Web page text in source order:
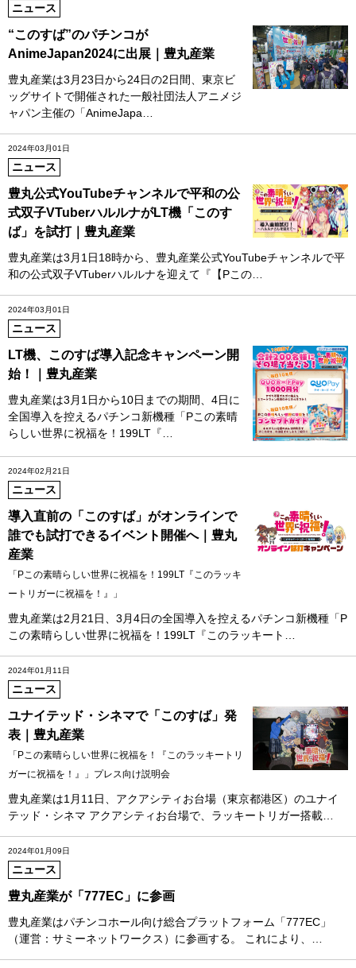
ニュース
“このすば”のパチンコが
AnimeJapan2024に出展｜豊丸産業
豊丸産業は3月23日から24日の2日間、東京ビ
ッグサイトで開催された一般社団法人アニメジ
ャパン主催の「AnimeJapa…
2024年03月01日
ニュース
豊丸公式YouTubeチャンネルで平和の公
式双子VTuberハルルナがLT機「このす
ば」を試打｜豊丸産業
豊丸産業は3月1日18時から、豊丸産業公式YouTubeチャンネルで平
和の公式双子VTuberハルルナを迎えて『【Pこの…
2024年03月01日
ニュース
LT機、このすば導入記念キャンペーン開
始！｜豊丸産業
豊丸産業は3月1日から10日までの期間、4日に
全国導入を控えるパチンコ新機種「Pこの素晴
らしい世界に祝福を！199LT『…
2024年02月21日
ニュース
導入直前の「このすば」がオンラインで
誰でも試打できるイベント開催へ｜豊丸
産業
「Pこの素晴らしい世界に祝福を！199LT『このラッキ
ートリガーに祝福を！』」
豊丸産業は2月21日、3月4日の全国導入を控えるパチンコ新機種「P
この素晴らしい世界に祝福を！199LT『このラッキート…
2024年01月11日
ニュース
ユナイテッド・シネマで「このすば」発
表｜豊丸産業
「Pこの素晴らしい世界に祝福を！『このラッキートリ
ガーに祝福を！』」プレス向け説明会
豊丸産業は1月11日、アクアシティお台場（東京都港区）のユナイ
テッド・シネマ アクアシティお台場で、ラッキートリガー搭載…
2024年01月09日
ニュース
豊丸産業が「777EC」に参画
豊丸産業はパチンコホール向け総合プラットフォーム「777EC」
（運営：サミーネットワークス）に参画する。 これにより、…